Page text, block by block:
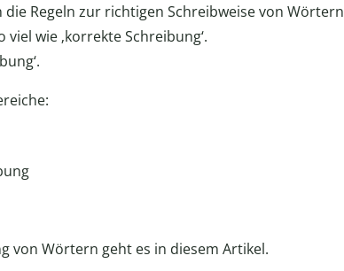
die Regeln zur richtigen Schreibweise von Wörtern
wie ‚korrekte Schreibung‘.
von Wörtern geht es in diesem Artikel.